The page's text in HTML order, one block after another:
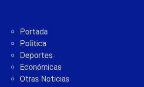
Portada
Politica
Deportes
Económicas
Otras Noticias